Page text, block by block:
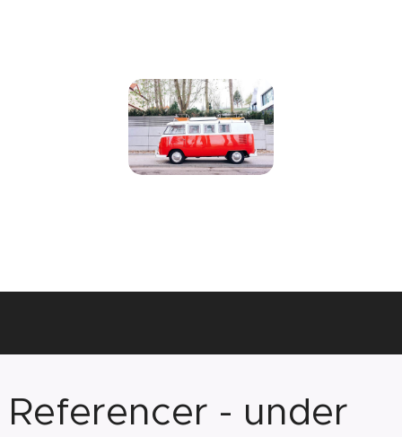
Referencer - under